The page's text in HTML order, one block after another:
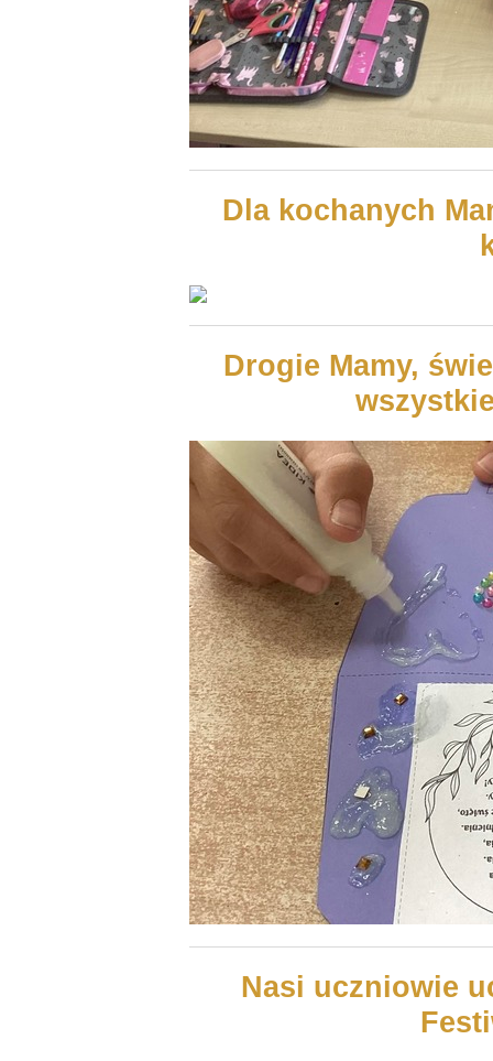
Dla kochanych
Drogie Mamy,
Nasi uczniowie